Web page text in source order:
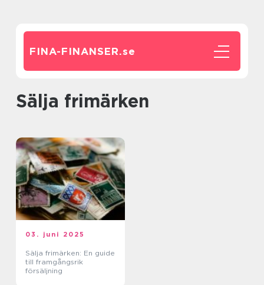
FINA-FINANSER.se
Sälja frimärken
03. juni 2025
Sälja frimärken: En guide
till framgångsrik
försäljning